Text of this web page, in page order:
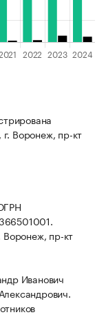
Воронеж, пр-кт
пр-кт
Иванович